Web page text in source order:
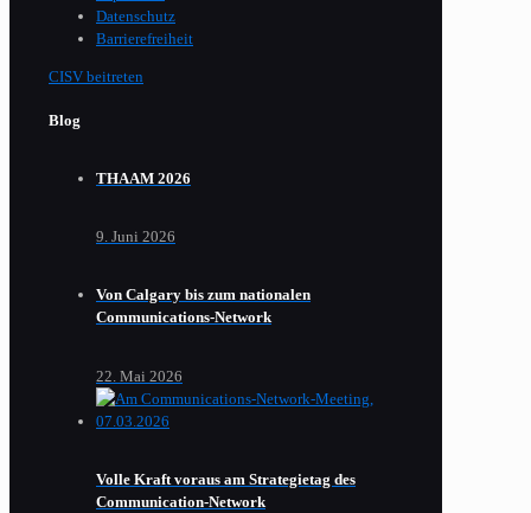
Datenschutz
Barrierefreiheit
CISV beitreten
Blog
THAAM 2026
9. Juni 2026
Von Calgary bis zum nationalen
Communications-Network
22. Mai 2026
Volle Kraft voraus am Strategietag des
Communication-Network